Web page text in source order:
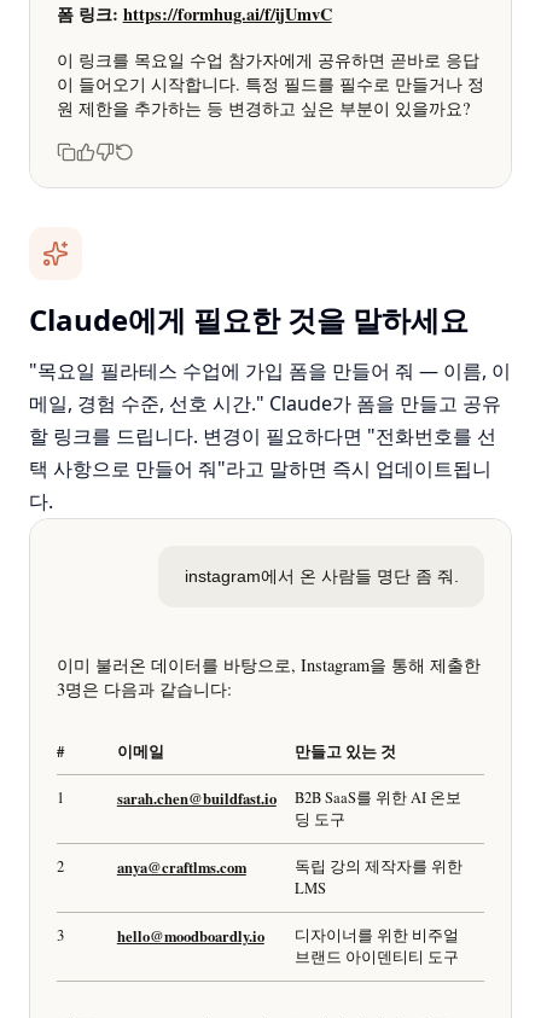
이메일 주소 — 이메일 필드
이전에 필라테스를 해본 적이 있나요? — 예 / 아니오
선호 시간 — 오전 7:00 또는 9:00
폼 링크:
이 들어오기 시작합니다. 특정 필드를 필수로 만들거나 정
Claude에게 필요한 것을 말하세요
"목요일 필라테스 수업에 가입 폼을 만들어 줘 — 이름, 이
메일, 경험 수준, 선호 시간." Claude가 폼을 만들고 공유
할 링크를 드립니다. 변경이 필요하다면 "전화번호를 선
택 사항으로 만들어 줘"라고 말하면 즉시 업데이트됩니
다.
instagram에서 온 사람들 명단 좀 줘.
이미 불러온 데이터를 바탕으로, Instagram을 통해 제출한
3명은 다음과 같습니다:
# 이메일 만들고 있는 것